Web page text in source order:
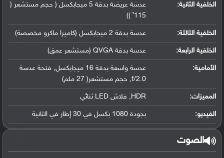
الخلفية الثانية:
عدسة عريضة بدقة 5 ميجابكسل ( حجم مستشعر (
115˚ ))
الخلفية الثالثة: عدسة بدقة 2 ميجابكسل (كاميرا ماكرو مخصصة)
الخلفية الرابعة: عدسة بدقة QVGA (مستشعر عمق)
الأمامية:
عدسة واسعة بدقة 16 ميجابكسل, فتحة عدسة
f/2.0, حجم مستشعر( 27 ملم)
المميزات: HDR, فلاش LED ثنائي
الفيديو: بجودة 1080 بكسل في 30 إطار في الثانية
الصوت